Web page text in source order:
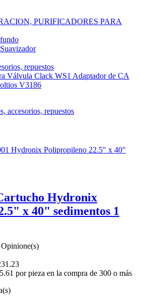
PURIFICADORES PARA
repuestos
Válvula Clack WS1 Adaptador de CA
V3186
accesorios, repuestos
Hydronix
x 40" sedimentos 1
por pieza en la compra de 300 o más